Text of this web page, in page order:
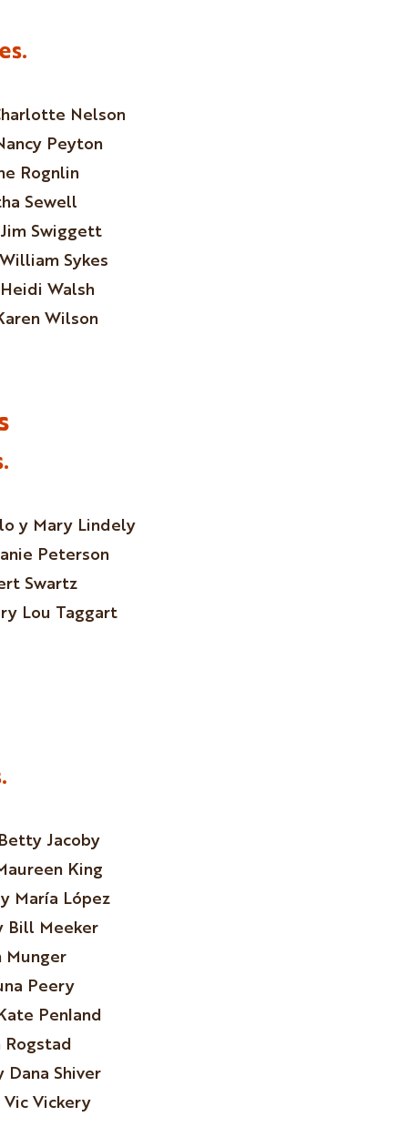
Nelson
Peyton
Rognlin
Sewell
Swiggett
Sykes
Walsh
Wilson
y Mary Lindely
Peterson
Swartz
Lou Taggart
Jacoby
King
María López
Bill Meeker
Munger
Peery
Penland
Rogstad
Dana Shiver
Vickery